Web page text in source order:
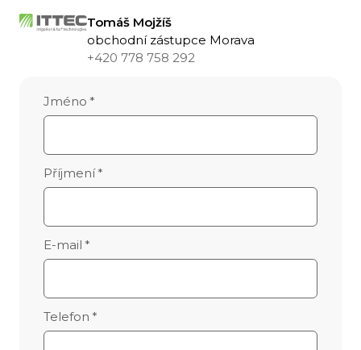
Tomáš Mojžíš
obchodní zástupce Morava
+420 778 758 292
Jméno *
Příjmení *
E-mail *
Telefon *